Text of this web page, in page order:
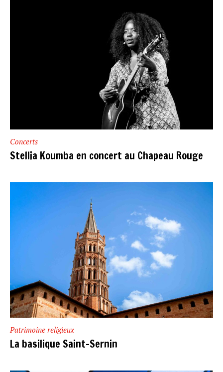
Concerts
Stellia Koumba en concert au Chapeau Rouge
Patrimoine religieux
La basilique Saint-Sernin